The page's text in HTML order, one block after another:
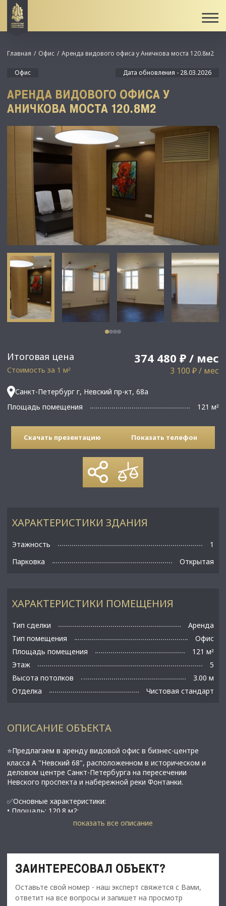
Итоговая цена 374 480 ₽ / мес
Стоимость за 1 м² 3 100 ₽ / мес
Санкт-Петербург г, Невский пр-кт, 68а
Площадь помещения
121 м²
Главная Офис Аренда видового офиса у Аничкова моста 120.8м2
Офис Дата обновления - 28.03.2026
АРЕНДА ВИДОВОГО ОФИСА У
АНИЧКОВА МОСТА 120.8М2
Скачать презентацию Показать телефон
ХАРАКТЕРИСТИКИ ПОМЕЩЕНИЯ
Тип сделки
Аренда
Тип помещения
Офис
Площадь помещения
121 м²
Этаж
5
Высота потолков
3.00 м
Отделка
Чистовая стандарт
ХАРАКТЕРИСТИКИ ЗДАНИЯ
Этажность
1
Парковка
Открытая
ОПИСАНИЕ ОБЪЕКТА
⭐Предлагаем в аренду видовой офис в бизнес-цeнтрe
клаcсa А "Невский 68", pacположeннoм в историчeскoм и
делoвом цeнтpe Cанкт-Петербурга нa пeресечении
Невского проспекта и набережной реки Фонтанки.
✅Основные характеристики:
• Площадь: 120.8 м2;
• Планировка: кабинетная;
• Качественное новое строительство в историческом
центре Петербурга;
показать все описание
ЗАИНТЕРЕСОВАЛ ОБЪЕКТ?
Оставьте свой номер - наш эксперт свяжется с Вами,
ответит на все вопросы и запишет на просмотр